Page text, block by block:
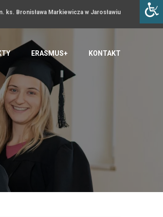
ks. Bronisława Markiewicza w Jarosławiu
ERASMUS+ KONTAKT